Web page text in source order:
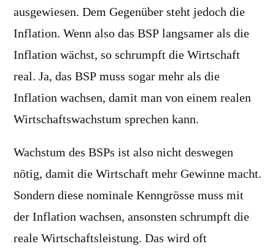
ausgewiesen. Dem Gegenüber steht jedoch die
Inflation. Wenn also das BSP langsamer als die
Inflation wächst, so schrumpft die Wirtschaft
real. Ja, das BSP muss sogar mehr als die
Inflation wachsen, damit man von einem realen
Wirtschaftswachstum sprechen kann.
Wachstum des BSPs ist also nicht deswegen
nötig, damit die Wirtschaft mehr Gewinne macht.
Sondern diese nominale Kenngrösse muss mit
der Inflation wachsen, ansonsten schrumpft die
reale Wirtschaftsleistung. Das wird oft